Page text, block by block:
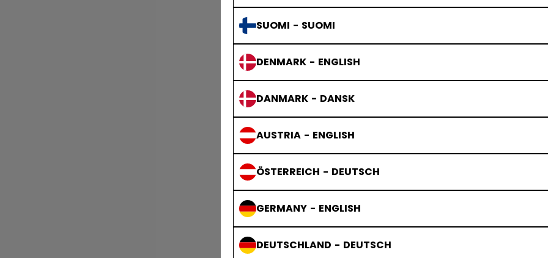
SUOMI - SUOMI
DENMARK - ENGLISH
DANMARK - DANSK
AUSTRIA - ENGLISH
ÖSTERREICH - DEUTSCH
GERMANY - ENGLISH
DEUTSCHLAND - DEUTSCH